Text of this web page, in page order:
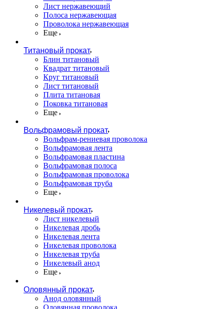
Лист нержавеющий
Полоса нержавеющая
Проволока нержавеющая
Еще
Титановый прокат
Блин титановый
Квадрат титановый
Круг титановый
Лист титановый
Плита титановая
Поковка титановая
Еще
Вольфрамовый прокат
Вольфрам-рениевая проволока
Вольфрамовая лента
Вольфрамовая пластина
Вольфрамовая полоса
Вольфрамовая проволока
Вольфрамовая труба
Еще
Никелевый прокат
Лист никелевый
Никелевая дробь
Никелевая лента
Никелевая проволока
Никелевая труба
Никелевый анод
Еще
Оловянный прокат
Анод оловянный
Оловянная проволока